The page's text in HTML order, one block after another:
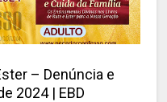
– Denúncia e
2024 | EBD